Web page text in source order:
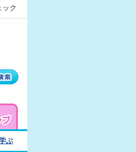
ック
ぶ